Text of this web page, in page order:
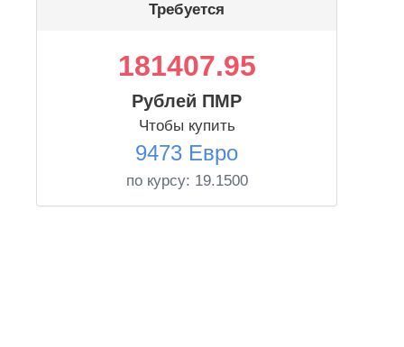
Требуется
181407.95
Рублей ПМР
Чтобы купить
9473 Евро
по курсу: 19.1500